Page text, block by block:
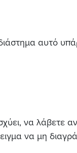
αυτό
να λάβετε
να μη